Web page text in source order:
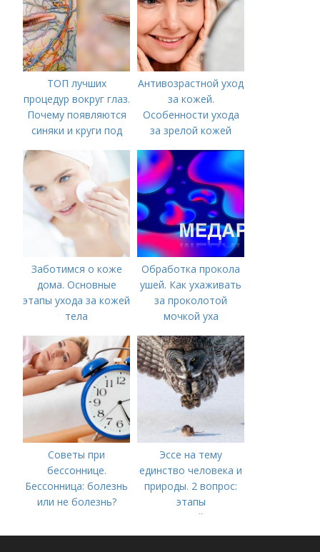
ТОП лучших
процедур вокруг глаз.
Почему появляются
синяки и круги под
Антивозрастной уход
за кожей.
Особенности ухода
за зрелой кожей
Заботимся о коже
дома. Основные
этапы ухода за кожей
тела
Обработка прокола
ушей. Как ухаживать
за проколотой
мочкой уха
Советы при
бессоннице.
Бессонница: болезнь
или не болезнь?
Эссе на тему
единство человека и
природы. 2 вопрос:
этапы
взаимодействия
природного и